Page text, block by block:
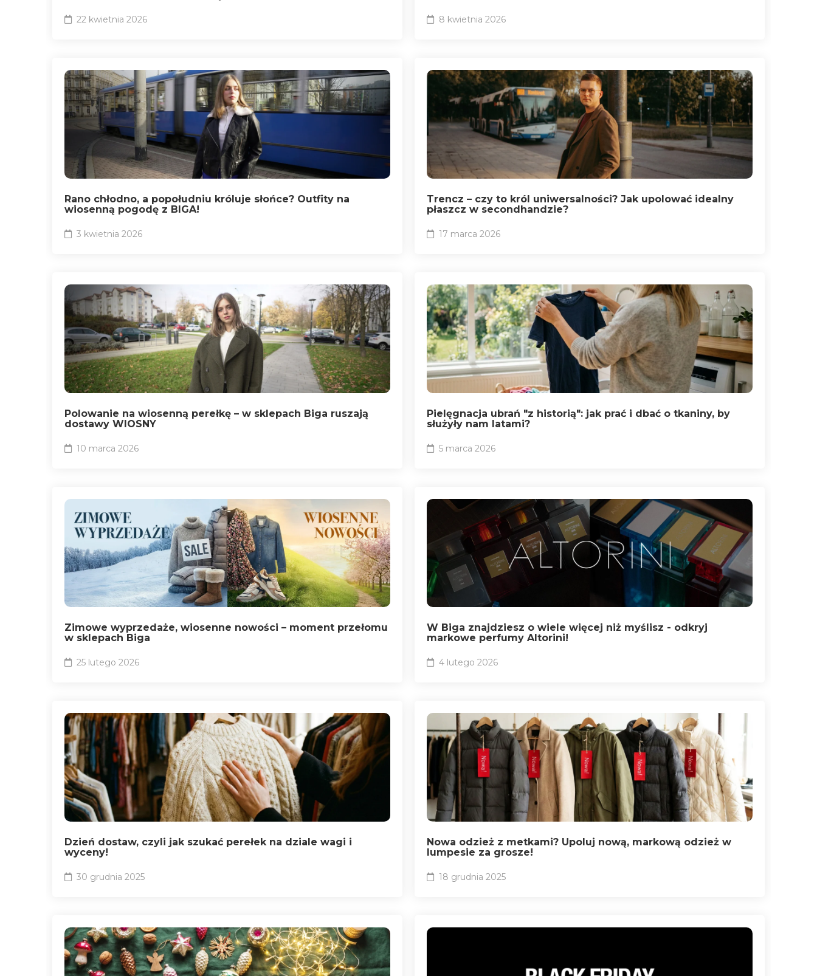
22 kwietnia 2026 8 kwietnia 2026
Rano chłodno, a popołudniu króluje słońce? Outfity na
wiosenną pogodę z BIGA!
3 kwietnia 2026
Trencz – czy to król uniwersalności? Jak upolować idealny
płaszcz w secondhandzie?
17 marca 2026
Polowanie na wiosenną perełkę – w sklepach Biga ruszają
dostawy WIOSNY
10 marca 2026
Pielęgnacja ubrań "z historią": jak prać i dbać o tkaniny, by
służyły nam latami?
5 marca 2026
Zimowe wyprzedaże, wiosenne nowości – moment przełomu
w sklepach Biga
25 lutego 2026
W Biga znajdziesz o wiele więcej niż myślisz - odkryj
markowe perfumy Altorini!
4 lutego 2026
Dzień dostaw, czyli jak szukać perełek na dziale wagi i
wyceny!
30 grudnia 2025
Nowa odzież z metkami? Upoluj nową, markową odzież w
lumpesie za grosze!
18 grudnia 2025